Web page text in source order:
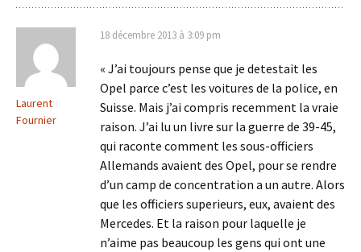
Laurent
Fournier
18 décembre 2013 à 3:09 pm
« J’ai toujours pense que je detestait les
Opel parce c’est les voitures de la police, en
Suisse. Mais j’ai compris recemment la vraie
raison. J’ai lu un livre sur la guerre de 39-45,
qui raconte comment les sous-officiers
Allemands avaient des Opel, pour se rendre
d’un camp de concentration a un autre. Alors
que les officiers superieurs, eux, avaient des
Mercedes. Et la raison pour laquelle je
n’aime pas beaucoup les gens qui ont une